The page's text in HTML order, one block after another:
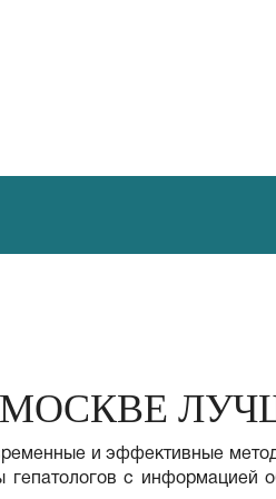
МОСКВЕ
и эффективные
с информацией